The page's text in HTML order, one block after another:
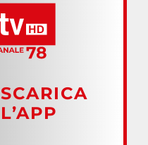
SCARICA
L’APP